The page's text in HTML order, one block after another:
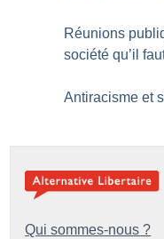
Réunions
société qu’il
Antiracisme et
Qui sommes-nous ?